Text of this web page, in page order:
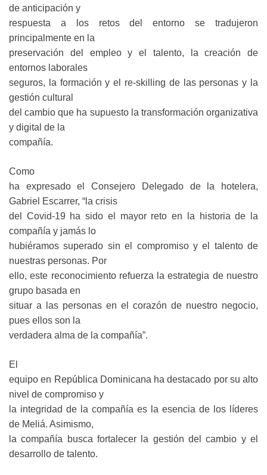
de anticipación y
respuesta a los retos del entorno se tradujeron
principalmente en la
preservación del empleo y el talento, la creación de
entornos laborales
seguros, la formación y el re-skilling de las personas y la
gestión cultural
del cambio que ha supuesto la transformación organizativa
y digital de la
compañía.
Como
ha expresado el Consejero Delegado de la hotelera,
Gabriel Escarrer, “la crisis
del Covid-19 ha sido el mayor reto en la historia de la
compañía y jamás lo
hubiéramos superado sin el compromiso y el talento de
nuestras personas. Por
ello, este reconocimiento refuerza la estrategia de nuestro
grupo basada en
situar a las personas en el corazón de nuestro negocio,
pues ellos son la
verdadera alma de la compañía”.
El
equipo en República Dominicana ha destacado por su alto
nivel de compromiso y
la integridad de la compañía es la esencia de los líderes
de Meliá. Asimismo,
la compañía busca fortalecer la gestión del cambio y el
desarrollo de talento.